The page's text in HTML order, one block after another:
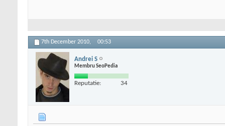
7th December 2010, 00:53
Andrei S
Membru SeoPedia
Reputatie: 34